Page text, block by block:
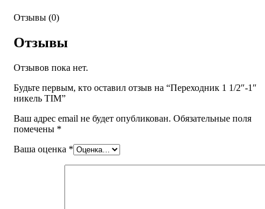
Отзывы (0)
Отзывы
Отзывов пока нет.
Будьте первым, кто оставил отзыв на “Переходник 1 1/2″-1″
никель TIM”
Ваш адрес email не будет опубликован. Обязательные поля
помечены *
Ваша оценка *